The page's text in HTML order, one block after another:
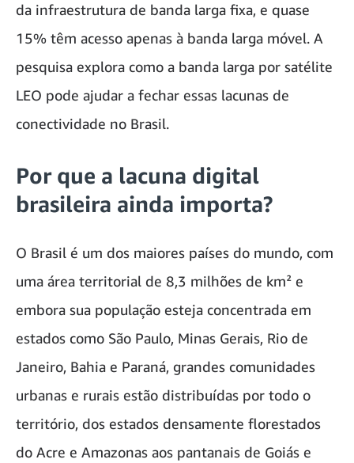
da infraestrutura de banda larga fixa, e quase
15% têm acesso apenas à banda larga móvel. A
pesquisa explora como a banda larga por satélite
LEO pode ajudar a fechar essas lacunas de
conectividade no Brasil.
Por que a lacuna digital
brasileira ainda importa?
O Brasil é um dos maiores países do mundo, com
uma área territorial de 8,3 milhões de km² e
embora sua população esteja concentrada em
estados como São Paulo, Minas Gerais, Rio de
Janeiro, Bahia e Paraná, grandes comunidades
urbanas e rurais estão distribuídas por todo o
território, dos estados densamente florestados
do Acre e Amazonas aos pantanais de Goiás e